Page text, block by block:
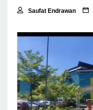
Saufat Endrawan